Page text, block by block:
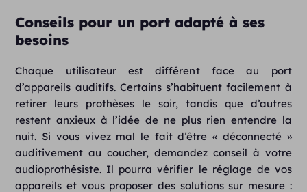
Conseils pour un port adapté à ses
besoins
Chaque utilisateur est différent face au port
d’appareils auditifs. Certains s’habituent facilement à
retirer leurs prothèses le soir, tandis que d’autres
restent anxieux à l’idée de ne plus rien entendre la
nuit. Si vous vivez mal le fait d’être « déconnecté »
auditivement au coucher, demandez conseil à votre
audioprothésiste. Il pourra vérifier le réglage de vos
appareils et vous proposer des solutions sur mesure :